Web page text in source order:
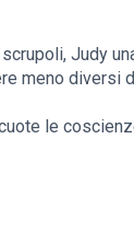
Judy
meno diversi
le